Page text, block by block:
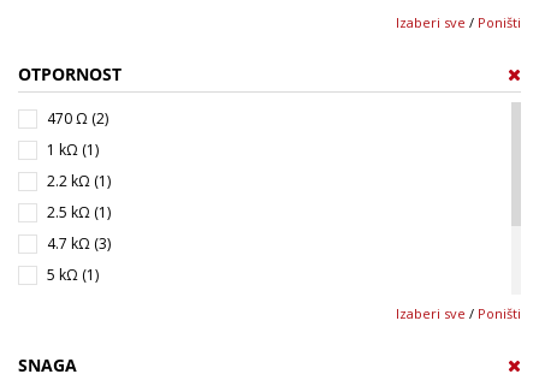
Izaberi sve / Poništi
OTPORNOST
470 Ω (2)
1 kΩ (1)
2.2 kΩ (1)
2.5 kΩ (1)
4.7 kΩ (3)
5 kΩ (1)
50 kΩ (1)
Izaberi sve / Poništi
SNAGA